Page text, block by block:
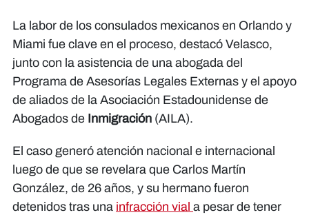
La labor de los consulados mexicanos en Orlando y
Miami fue clave en el proceso, destacó Velasco,
junto con la asistencia de una abogada del
Programa de Asesorías Legales Externas y el apoyo
de aliados de la Asociación Estadounidense de
Abogados de Inmigración (AILA).
El caso generó atención nacional e internacional
luego de que se revelara que Carlos Martín
González, de 26 años, y su hermano fueron
detenidos tras una infracción vial a pesar de tener